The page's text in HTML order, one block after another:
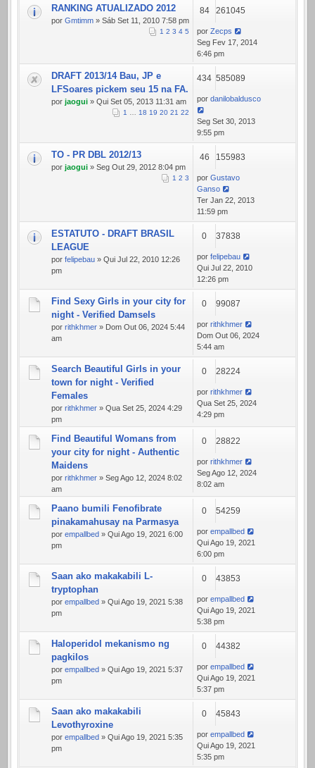
RANKING ATUALIZADO 2012
por Gmtimm » Sáb Set 11, 2010 7:58 pm
1 2 3 4 5
84 261045
por Zecps
Seg Fev 17, 2014
6:46 pm
DRAFT 2013/14 Bau, JP e
LFSoares pickem seu 15 na FA.
por jaogui » Qui Set 05, 2013 11:31 am
1 … 18 19 20 21 22
434 585089
por danilobaldusco
Seg Set 30, 2013
9:55 pm
TO - PR DBL 2012/13
por jaogui » Seg Out 29, 2012 8:04 pm
1 2 3
46 155983
por Gustavo
Ganso
Ter Jan 22, 2013
11:59 pm
ESTATUTO - DRAFT BRASIL
LEAGUE
por felipebau » Qui Jul 22, 2010 12:26
pm
0 37838
por felipebau
Qui Jul 22, 2010
12:26 pm
Find Sexy Girls in your city for
night - Verified Damsels
por rithkhmer » Dom Out 06, 2024 5:44
am
0 99087
por rithkhmer
Dom Out 06, 2024
5:44 am
Search Beautiful Girls in your
town for night - Verified
Females
por rithkhmer » Qua Set 25, 2024 4:29
pm
0 28224
por rithkhmer
Qua Set 25, 2024
4:29 pm
Find Beautiful Womans from
your city for night - Authentic
Maidens
por rithkhmer » Seg Ago 12, 2024 8:02
am
0 28822
por rithkhmer
Seg Ago 12, 2024
8:02 am
Paano bumili Fenofibrate
pinakamahusay na Parmasya
por empallbed » Qui Ago 19, 2021 6:00
pm
0 54259
por empallbed
Qui Ago 19, 2021
6:00 pm
Saan ako makakabili L-
tryptophan
por empallbed » Qui Ago 19, 2021 5:38
pm
0 43853
por empallbed
Qui Ago 19, 2021
5:38 pm
Haloperidol mekanismo ng
pagkilos
por empallbed » Qui Ago 19, 2021 5:37
pm
0 44382
por empallbed
Qui Ago 19, 2021
5:37 pm
Saan ako makakabili
Levothyroxine
por empallbed » Qui Ago 19, 2021 5:35
pm
0 45843
por empallbed
Qui Ago 19, 2021
5:35 pm